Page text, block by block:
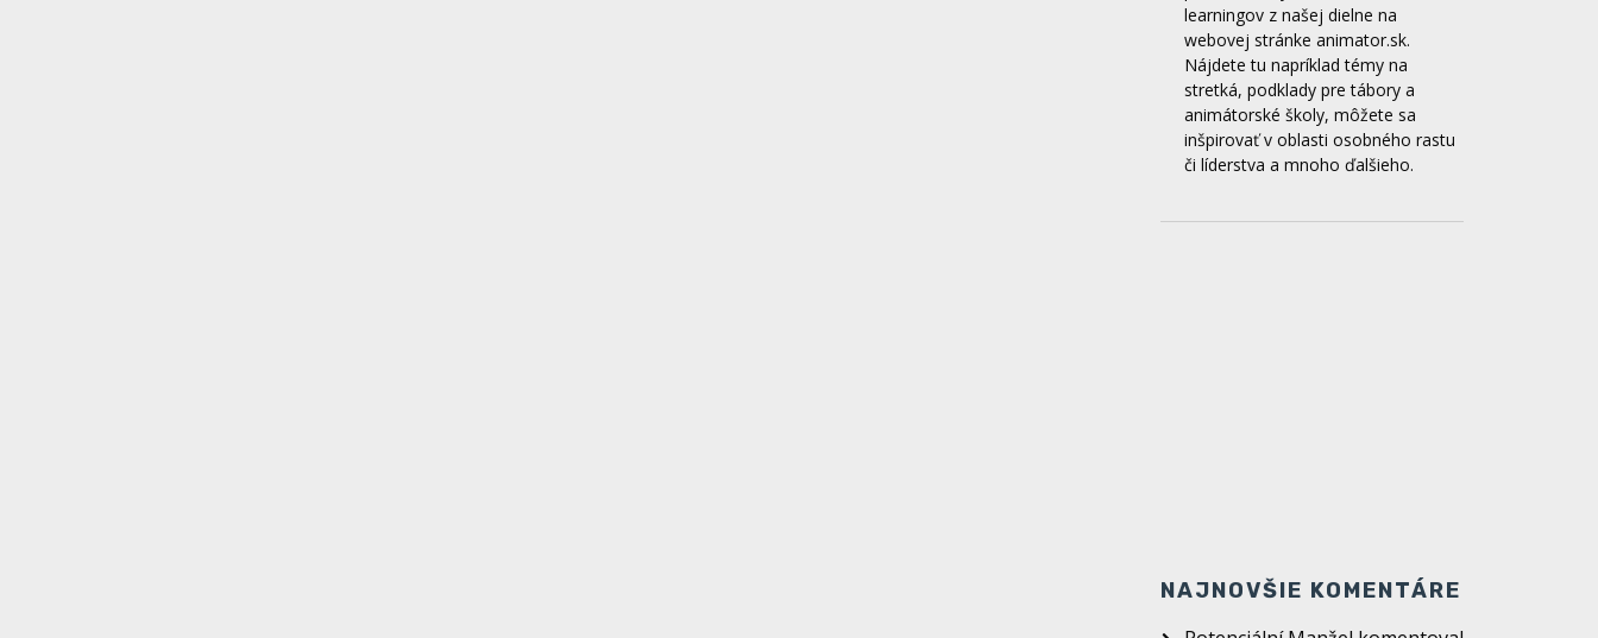
inšpirovať v oblasti osobného rastu
či líderstva a mnoho ďalšieho.
The way - Spoločenstvo Piar
organizuje od 28.februára do
NAJNOVŠIE KOMENTÁRE